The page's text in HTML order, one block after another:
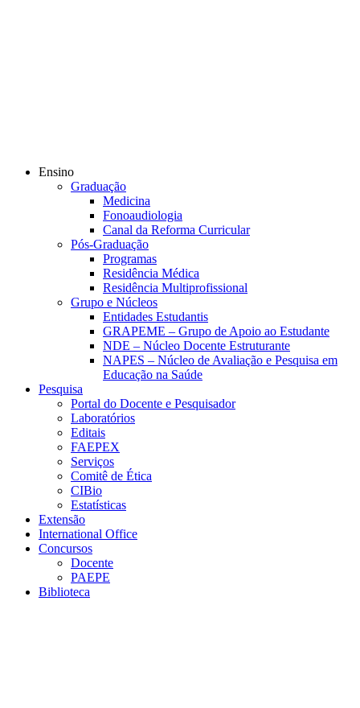
Ensino
Graduação
Medicina
Fonoaudiologia
Canal da Reforma Curricular
Pós-Graduação
Programas
Residência Médica
Residência Multiprofissional
Grupo e Núcleos
Entidades Estudantis
GRAPEME – Grupo de Apoio ao Estudante
NDE – Núcleo Docente Estruturante
NAPES – Núcleo de Avaliação e Pesquisa em
Educação na Saúde
Pesquisa
Portal do Docente e Pesquisador
Laboratórios
Editais
FAEPEX
Serviços
Comitê de Ética
CIBio
Estatísticas
Extensão
International Office
Concursos
Docente
PAEPE
Biblioteca